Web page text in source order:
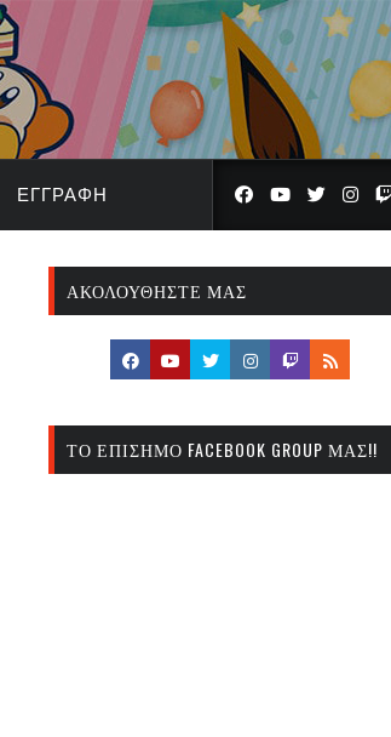
ΕΓΓΡΑΦΉ
ΑΚΟΛΟΥΘΉΣΤΕ ΜΑΣ
ΤΟ ΕΠΊΣΗΜΟ FACEBOOK GROUP ΜΑΣ!!